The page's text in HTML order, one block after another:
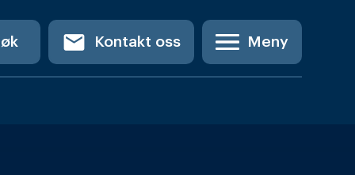
email Kontakt oss Meny